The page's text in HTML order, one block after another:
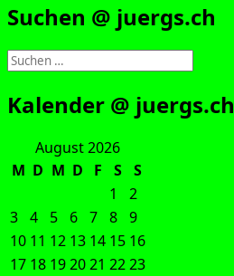
Suchen @ juergs.ch
Suchen
nach:
Kalender @ juergs.ch
August 2026
M D M D F S
S
1
2
3 4 5 6 7 8 9
10 11 12 13 14 15 16
17 18 192021 2223